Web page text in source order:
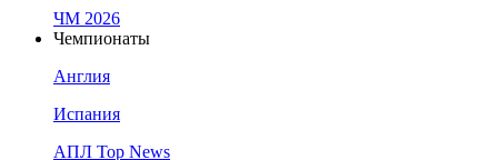
ЧМ 2026
Чемпионаты
Англия
Испания
АПЛ Top News